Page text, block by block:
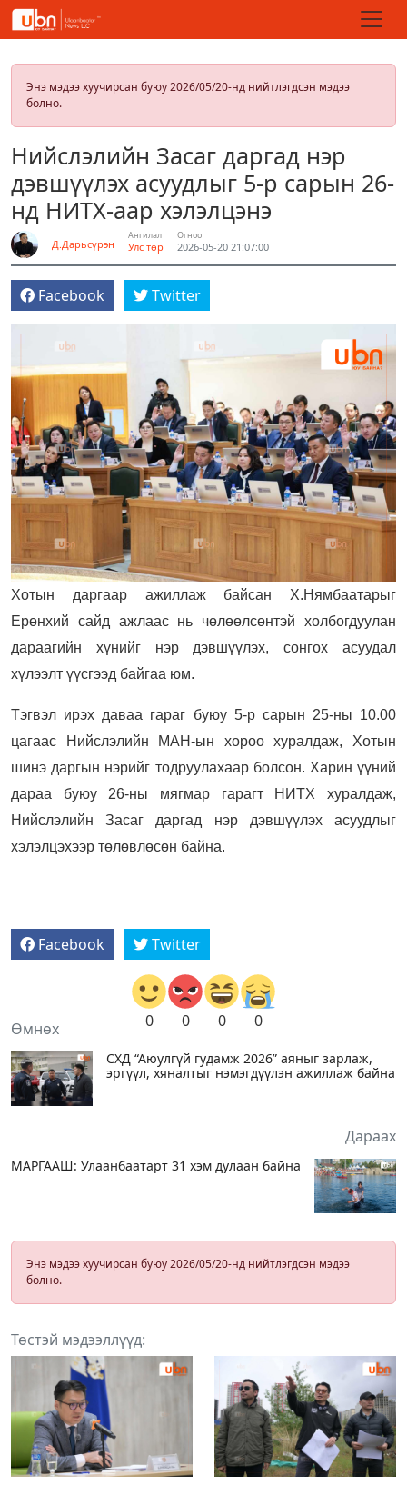
Энэ мэдээ хуучирсан буюу 2026/05/20-нд нийтлэгдсэн мэдээ
болно.
Нийслэлийн Засаг даргад нэр
дэвшүүлэх асуудлыг 5-р сарын 26-
нд НИТХ-аар хэлэлцэнэ
Д.Дарьсүрэн
Ангилал
Улс төр
Огноо
2026-05-20 21:07:00
Facebook Twitter
Хотын даргаар ажиллаж байсан Х.Нямбаатарыг
Ерөнхий сайд ажлаас нь чөлөөлсөнтэй холбогдуулан
дараагийн хүнийг нэр дэвшүүлэх, сонгох асуудал
хүлээлт үүсгээд байгаа юм.
Тэгвэл ирэх даваа гараг буюу 5-р сарын 25-ны 10.00
цагаас Нийслэлийн МАН-ын хороо хуралдаж, Хотын
шинэ даргын нэрийг тодруулахаар болсон. Харин үүний
дараа буюу 26-ны мягмар гарагт НИТХ хуралдаж,
Нийслэлийн Засаг даргад нэр дэвшүүлэх асуудлыг
хэлэлцэхээр төлөвлөсөн байна.
Facebook Twitter
0 0 0 0
Өмнөх
СХД “Аюулгүй гудамж 2026” аяныг зарлаж,
эргүүл, хяналтыг нэмэгдүүлэн ажиллаж байна
Дараах
МАРГААШ: Улаанбаатарт 31 хэм дулаан байна
Энэ мэдээ хуучирсан буюу 2026/05/20-нд нийтлэгдсэн мэдээ
болно.
Төстэй мэдээллүүд: